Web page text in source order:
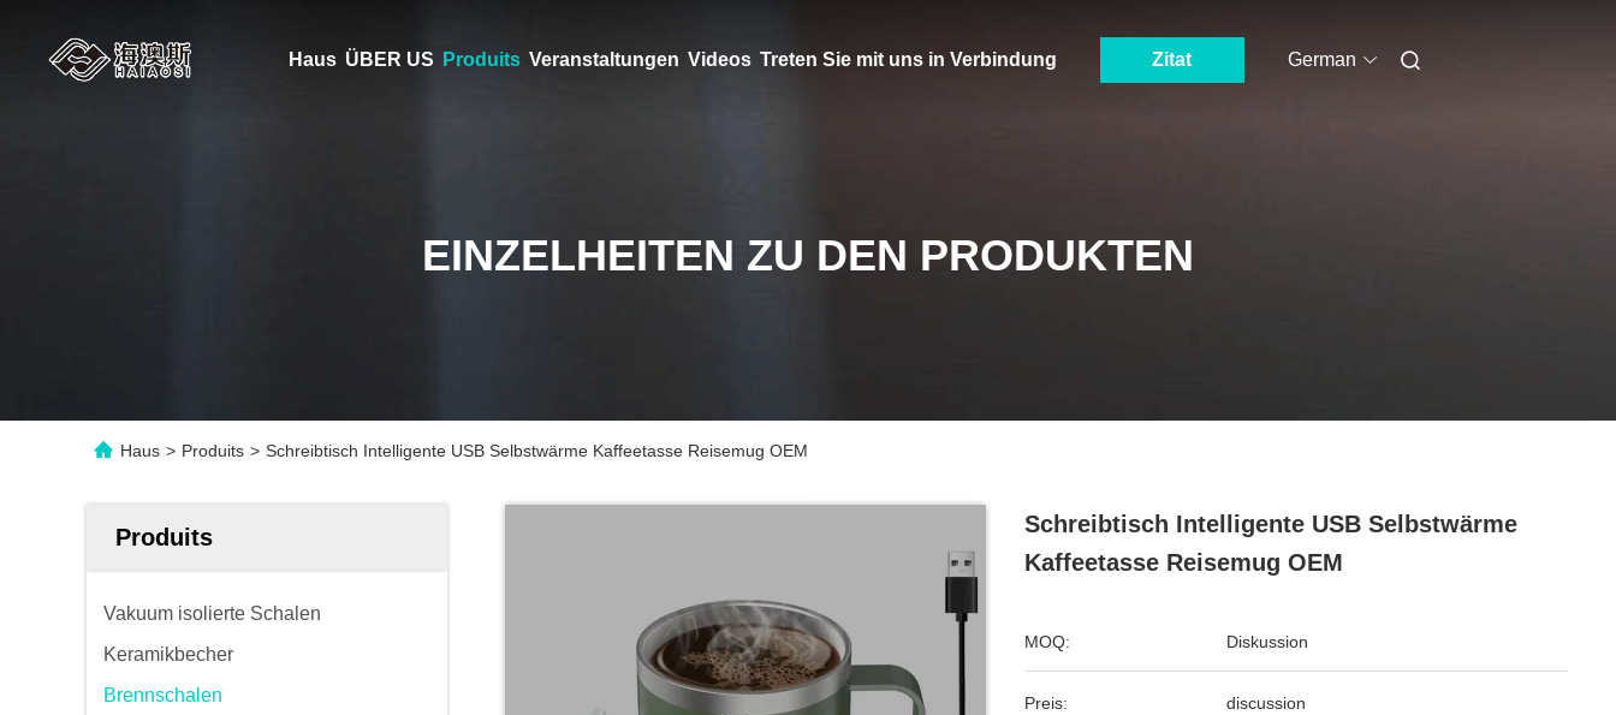
Haus ÜBER US Produits Veranstaltungen Videos Treten Sie mit uns in Verbindung Zitat German
EINZELHEITEN ZU DEN PRODUKTEN
Haus > Produits > Schreibtisch Intelligente USB Selbstwärme Kaffeetasse Reisemug OEM
Produits
Vakuum isolierte Schalen
Keramikbecher
Brennschalen
Schreibtisch Intelligente USB Selbstwärme
Kaffeetasse Reisemug OEM
MOQ: Diskussion
Preis: discussion